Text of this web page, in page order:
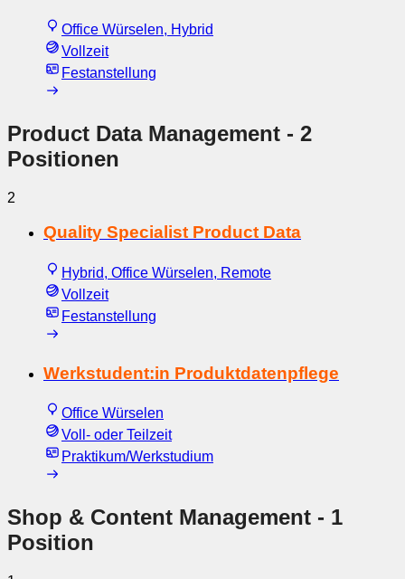
Office Würselen, Hybrid
Vollzeit
Festanstellung
Product Data Management - 2
Positionen
2
Quality Specialist Product Data
Hybrid, Office Würselen, Remote
Vollzeit
Festanstellung
Werkstudent:in Produktdatenpflege
Office Würselen
Voll- oder Teilzeit
Praktikum/Werkstudium
Shop & Content Management - 1
Position